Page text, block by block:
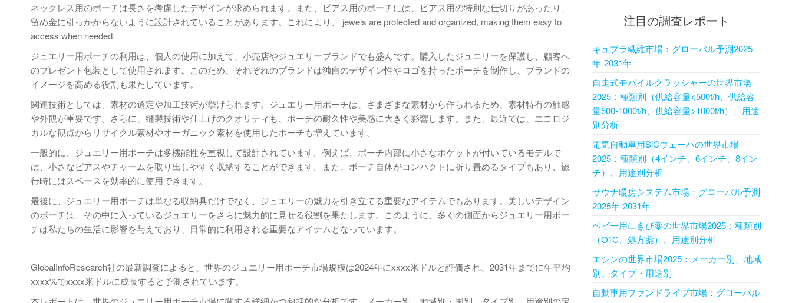
ネックレス用のポーチは長さを考慮したデザインが求められます。また、ピアス用のポーチには、ピアス用の特別な仕切りがあったり、
留め金に引っかからないように設計されていることがあります。これにより、 jewels are protected and organized, making them easy to
access when needed.
ジュエリー用ポーチの利用は、個人の使用に加えて、小売店やジュエリーブランドでも盛んです。購入したジュエリーを保護し、顧客へ
のプレゼント包装として使用されます。このため、それぞれのブランドは独自のデザイン性やロゴを持ったポーチを制作し、ブランドの
イメージを高める役割も果たしています。
関連技術としては、素材の選定や加工技術が挙げられます。ジュエリー用ポーチは、さまざまな素材から作られるため、素材特有の触感
や外観が重要です。さらに、縫製技術や仕上げのクオリティも、ポーチの耐久性や美感に大きく影響します。また、最近では、エコロジ
カルな観点からリサイクル素材やオーガニック素材を使用したポーチも増えています。
一般的に、ジュエリー用ポーチは多機能性を重視して設計されています。例えば、ポーチ内部に小さなポケットが付いているモデルで
は、小さなピアスやチャームを取り出しやすく収納することができます。また、ポーチ自体がコンパクトに折り畳めるタイプもあり、旅
行時にはスペースを効率的に使用できます。
最後に、ジュエリー用ポーチは単なる収納具だけでなく、ジュエリーの魅力を引き立てる重要なアイテムでもあります。美しいデザイン
のポーチは、その中に入っているジュエリーをさらに魅力的に見せる役割を果たします。このように、多くの側面からジュエリー用ポー
チは私たちの生活に影響を与えており、日常的に利用される重要なアイテムとなっています。
GlobalInfoResearch社の最新調査によると、世界のジュエリー用ポーチ市場規模は2024年にxxxx米ドルと評価され、2031年までに年平均
xxxx%でxxxx米ドルに成長すると予測されています。
注目の調査レポート
キュプラ繊維市場：グローバル予測2025
年-2031年
自走式モバイルクラッシャーの世界市場
2025：種類別（供給容量<500t/h、供給容
量500-1000t/h、供給容量>1000t/h）、用途
別分析
電気自動車用SiCウェーハの世界市場
2025：種類別（4インチ、6インチ、8イン
チ）、用途別分析
サウナ暖房システム市場：グローバル予測
2025年-2031年
ベビー用にきび薬の世界市場2025：種類別
（OTC、処方薬）、用途別分析
エシンの世界市場2025：メーカー別、地域
別、タイプ・用途別
自動車用ファンドライブ市場：グローバル